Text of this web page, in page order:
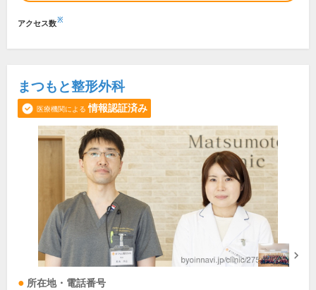
アクセス数※
まつもと整形外科
医療機関による 情報認証済み
所在地・電話番号